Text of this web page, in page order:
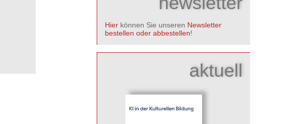
Hier können Sie unseren Newsletter
bestellen oder abbestellen!
aktuell